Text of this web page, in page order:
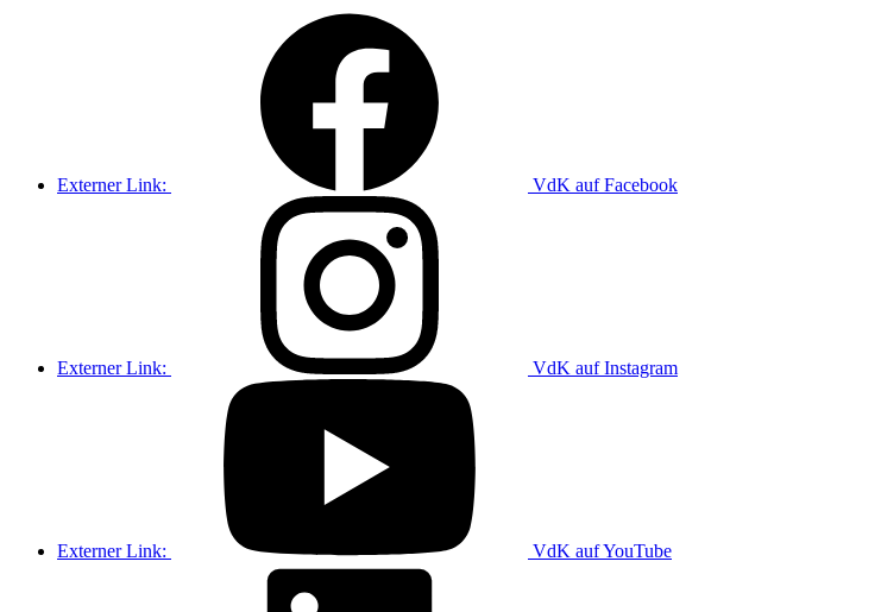
Externer Link: VdK auf Facebook
Externer Link: VdK auf Instagram
Externer Link: VdK auf YouTube